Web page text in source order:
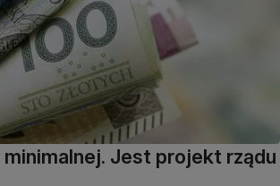
minimalnej. Jest projekt rządu